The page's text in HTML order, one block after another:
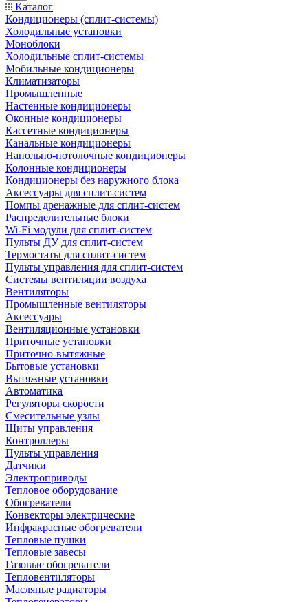
Каталог
Кондиционеры (сплит-системы)
Холодильные установки
Моноблоки
Холодильные сплит-системы
Мобильные кондиционеры
Климатизаторы
Промышленные
Настенные кондиционеры
Оконные кондиционеры
Кассетные кондиционеры
Канальные кондиционеры
Напольно-потолочные кондиционеры
Колонные кондиционеры
Кондиционеры без наружного блока
Аксессуары для сплит-систем
Помпы дренажные для сплит-систем
Распределительные блоки
Wi-Fi модули для сплит-систем
Пульты ДУ для сплит-систем
Термостаты для сплит-систем
Пульты управления для сплит-систем
Системы вентиляции воздуха
Вентиляторы
Промышленные вентиляторы
Аксессуары
Вентиляционные установки
Приточные установки
Приточно-вытяжные
Бытовые установки
Вытяжные установки
Автоматика
Регуляторы скорости
Смесительные узлы
Щиты управления
Контроллеры
Пульты управления
Датчики
Электроприводы
Тепловое оборудование
Обогреватели
Конвекторы электрические
Инфракрасные обогреватели
Тепловые пушки
Тепловые завесы
Газовые обогреватели
Тепловентиляторы
Масляные радиаторы